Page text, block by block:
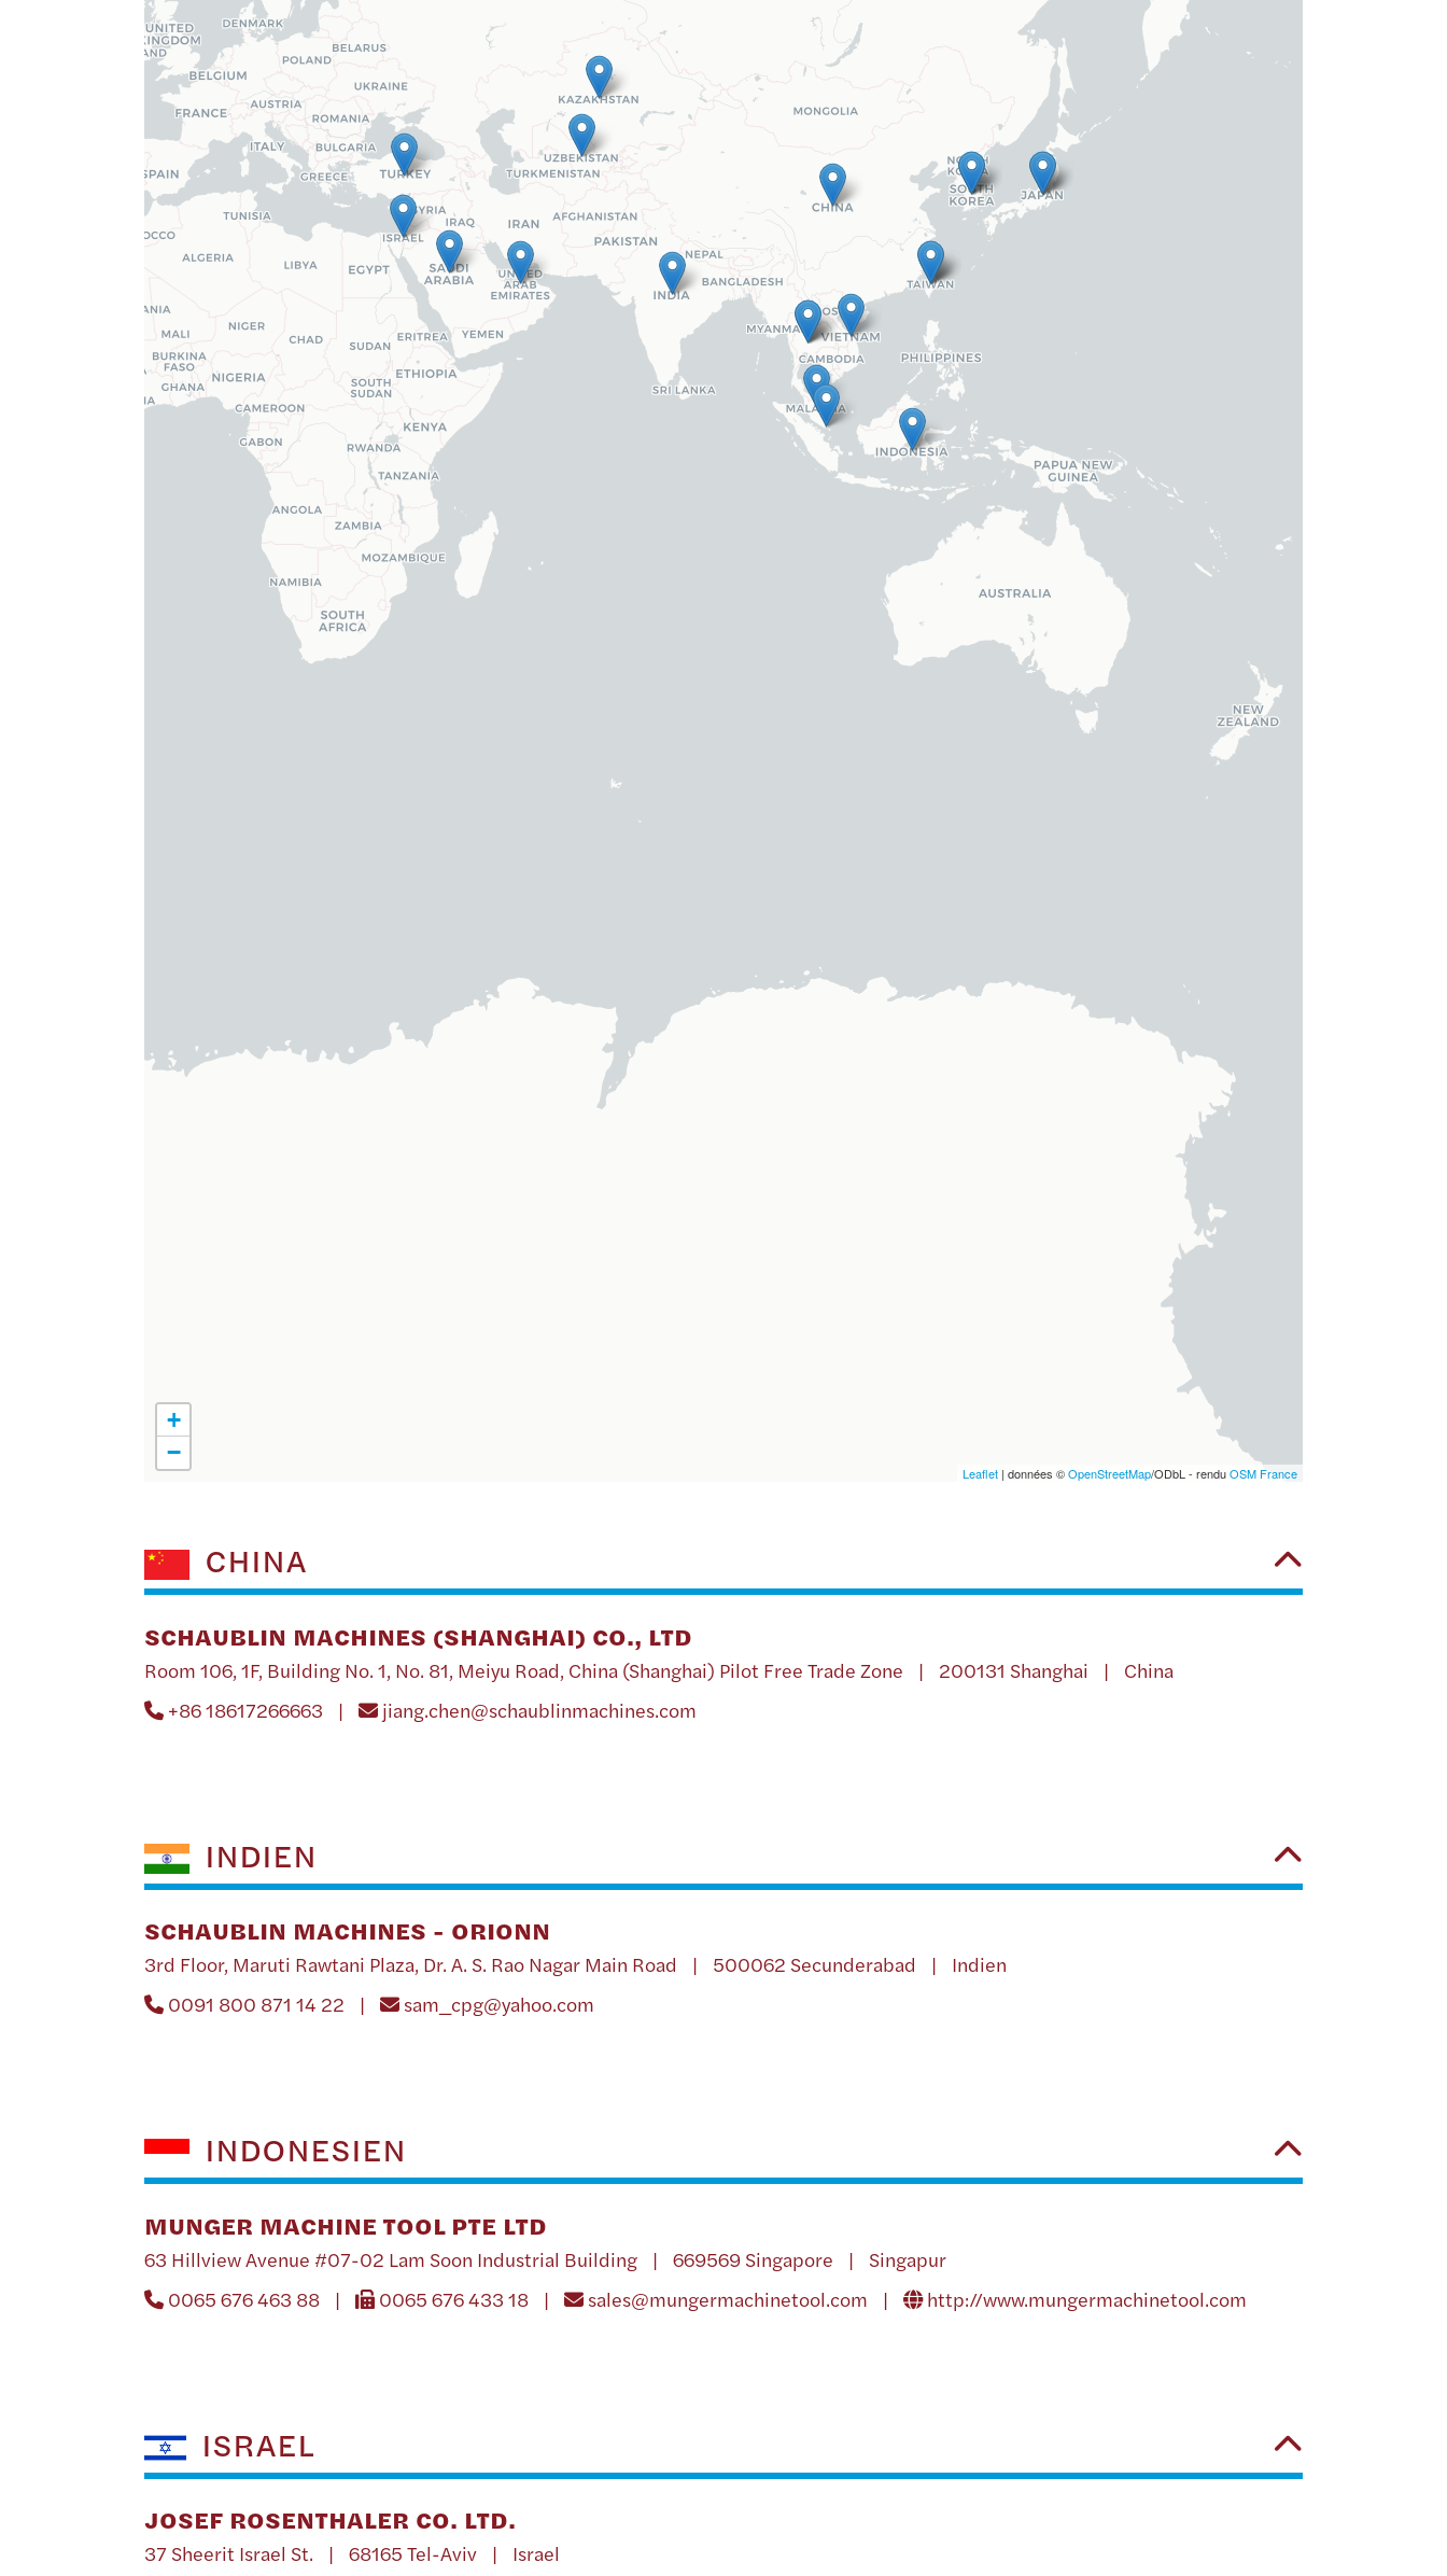
+
−
Leaflet| données ©OpenStreetMap/ODbL - renduOSM France
CHINA
SCHAUBLIN MACHINES (SHANGHAI) CO., LTD
Room 106, 1F, Building No. 1, No. 81, Meiyu Road, China (Shanghai) Pilot Free Trade Zone | 200131 Shanghai | China
+86 18617266663 |
jiang.chen@schaublinmachines.com
INDIEN
SCHAUBLIN MACHINES - ORIONN
3rd Floor, Maruti Rawtani Plaza, Dr. A. S. Rao Nagar Main Road | 500062 Secunderabad | Indien
0091 800 871 14 22 |
sam_cpg@yahoo.com
INDONESIEN
MUNGER MACHINE TOOL PTE LTD
63 Hillview Avenue #07-02 Lam Soon Industrial Building | 669569 Singapore | Singapur
0065 676 463 88 |
0065 676 433 18 | sales@mungermachinetool.com | http://www.mungermachinetool.com
ISRAEL
JOSEF ROSENTHALER CO. LTD.
37 Sheerit Israel St. | 68165 Tel-Aviv | Israel